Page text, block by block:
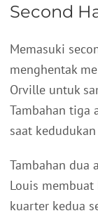
Second
Memasuki
menghentak
Orville untuk
Tambahan tiga
saat
Tambahan dua
Louis
kuarter kedua